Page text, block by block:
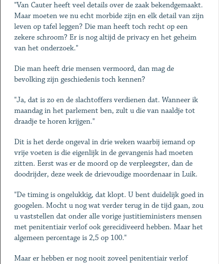
"Van Cauter heeft veel details over de zaak bekendgemaakt.
Maar moeten we nu echt morbide zijn en elk detail van zijn
leven op tafel leggen? Die man heeft toch recht op een
zekere schroom? Er is nog altijd de privacy en het geheim
van het onderzoek."
Die man heeft drie mensen vermoord, dan mag de
bevolking zijn geschiedenis toch kennen?
"Ja, dat is zo en de slachtoffers verdienen dat. Wanneer ik
maandag in het parlement ben, zult u die van naaldje tot
draadje te horen krijgen."
Dit is het derde ongeval in drie weken waarbij iemand op
vrije voeten is die eigenlijk in de gevangenis had moeten
zitten. Eerst was er de moord op de verpleegster, dan de
doodrijder, deze week de drievoudige moordenaar in Luik.
"De timing is ongelukkig, dat klopt. U bent duidelijk goed in
googelen. Mocht u nog wat verder terug in de tijd gaan, zou
u vaststellen dat onder alle vorige justitieministers mensen
met penitentiair verlof ook gerecidiveerd hebben. Maar het
algemeen percentage is 2,5 op 100."
Maar er hebben er nog nooit zoveel penitentiair verlof